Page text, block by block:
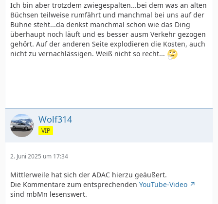
Ich bin aber trotzdem zwiegespalten...bei dem was an alten
Büchsen teilweise rumfährt und manchmal bei uns auf der
Bühne steht...da denkst manchmal schon wie das Ding
überhaupt noch läuft und es besser ausm Verkehr gezogen
gehört. Auf der anderen Seite explodieren die Kosten, auch
nicht zu vernachlässigen. Weiß nicht so recht...
Wolf314
VIP
2. Juni 2025 um 17:34
Mittlerweile hat sich der ADAC hierzu geäußert.
Die Kommentare zum entsprechenden YouTube-Video
sind mbMn lesenswert.